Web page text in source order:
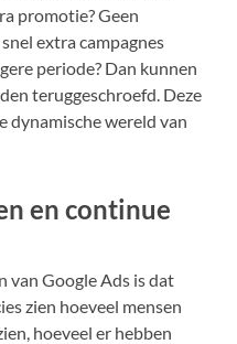
promotie? Geen
extra campagnes
periode? Dan kunnen
teruggeschroefd. Deze
dynamische wereld van
en continue
van Google Ads is dat
zien hoeveel mensen
hoeveel er hebben